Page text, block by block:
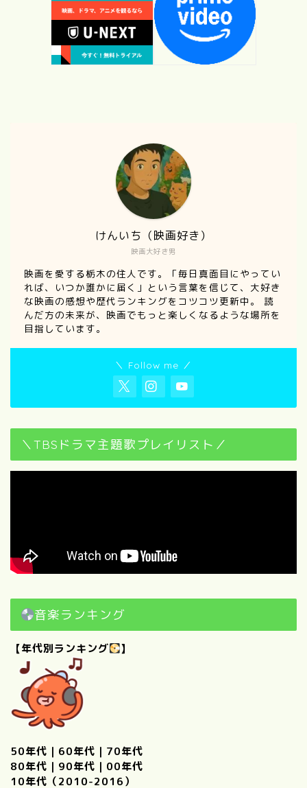
映画大好き男
けんいち（映画好き）
映画を愛する栃木の住人です。「毎日真面目にやってい
れば、いつか誰かに届く」という言葉を信じて、大好き
な映画の感想や歴代ランキングをコツコツ更新中。 読
んだ方の未来が、映画でもっと楽しくなるような場所を
目指しています。
＼ Follow me ／
＼TBSドラマ主題歌プレイリスト／
音楽ランキング
【年代別ランキング 】
50年代 ｜ 60年代 ｜ 70年代
80年代 ｜ 90年代 ｜ 00年代
10年代（2010-2016）